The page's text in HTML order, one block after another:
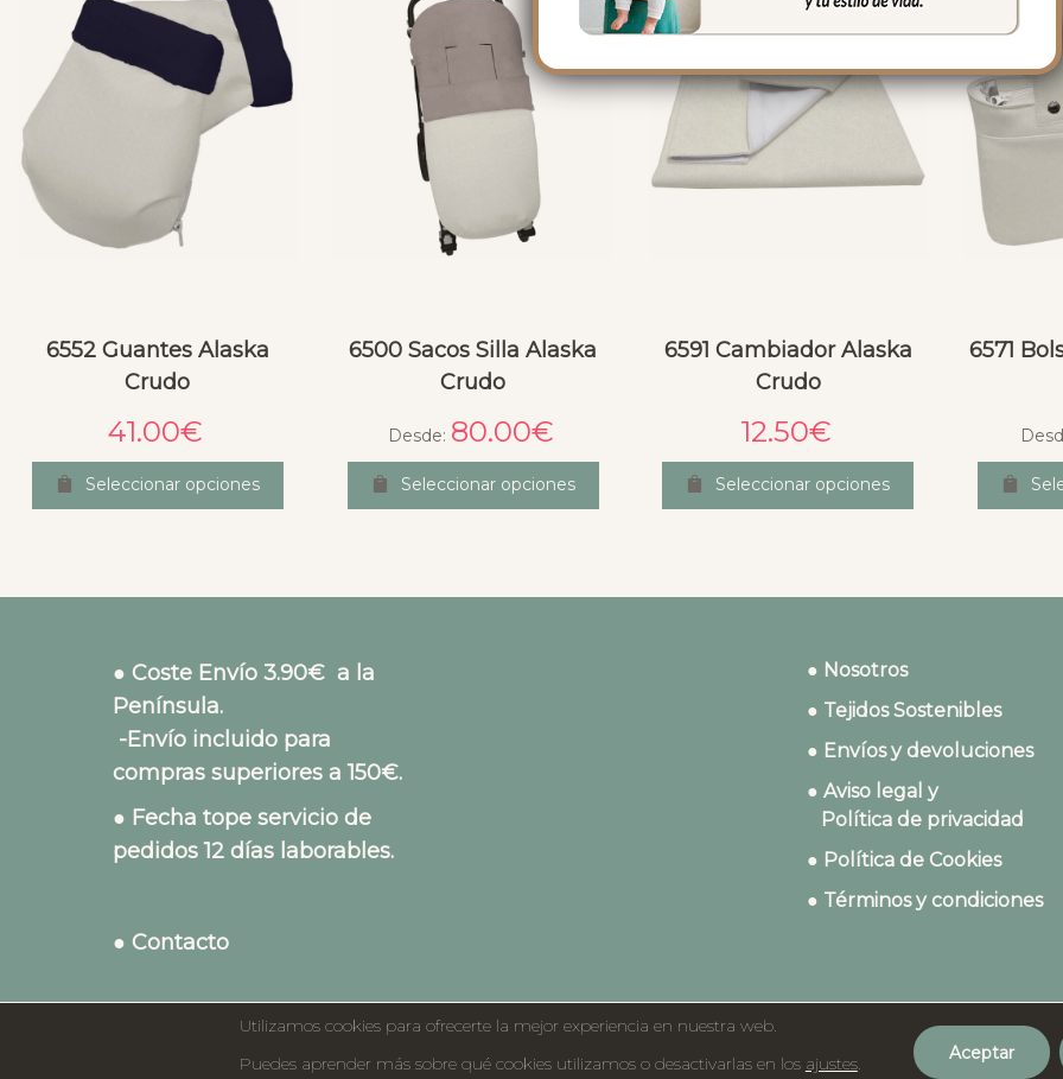
6552 Guantes Alaska
Crudo
41.00€
Seleccionar opciones
6500 Sacos Silla Alaska
Crudo
Desde: 80.00€
Seleccionar opciones
6591 Cambiador Alaska
Crudo
12.50€
Seleccionar opciones
6571
● Coste Envío 3.90€ a la
Península.
-Envío incluido para
compras superiores a 150€.
● Fecha tope servicio de
pedidos 12 días laborables.
● Contacto
● Nosotros
● Tejidos Sostenibles
● Envíos y devoluciones
● Aviso legal y
Política de privacidad
● Política de Cookies
● Términos y condiciones
©2023 Dydados
Utilizamos cookies para ofrecerte la mejor experiencia en nuestra web.
Puedes aprender más sobre qué cookies utilizamos o desactivarlas en los ajustes. Aceptar